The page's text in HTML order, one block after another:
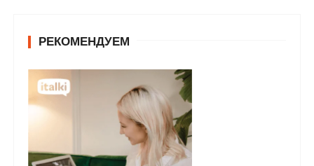
РЕКОМЕНДУЕМ